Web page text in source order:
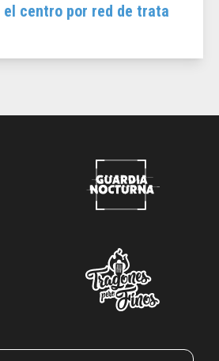
el centro por red de trata